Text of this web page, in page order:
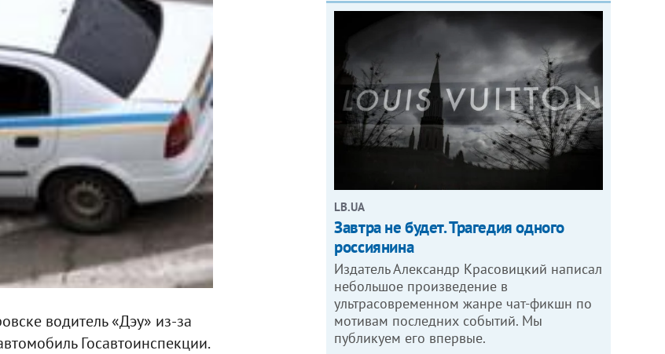
водитель «Дэу» из-за
Госавтоинспекции.
LB.UA
Завтра не будет. Трагедия одного
россиянина
Издатель Александр Красовицкий написал
небольшое произведение в
ультрасовременном жанре чат-фикшн по
мотивам последних событий. Мы
публикуем его впервые.